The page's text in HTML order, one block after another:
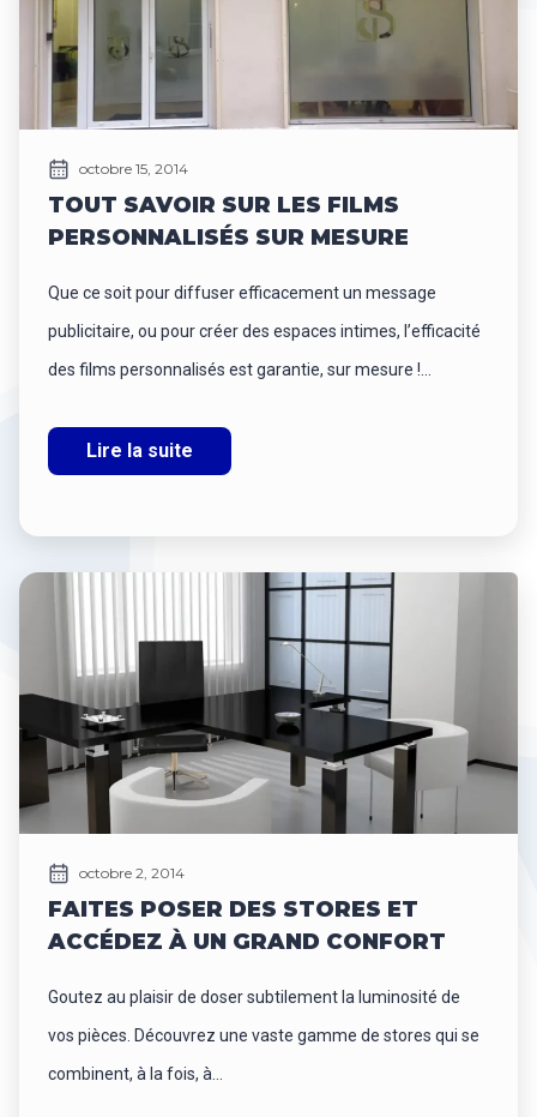
octobre 15, 2014
TOUT SAVOIR SUR LES FILMS
PERSONNALISÉS SUR MESURE
Que ce soit pour diffuser efficacement un message
publicitaire, ou pour créer des espaces intimes, l’efficacité
des films personnalisés est garantie, sur mesure !...
Lire la suite
octobre 2, 2014
FAITES POSER DES STORES ET
ACCÉDEZ À UN GRAND CONFORT
Goutez au plaisir de doser subtilement la luminosité de
vos pièces. Découvrez une vaste gamme de stores qui se
combinent, à la fois, à...